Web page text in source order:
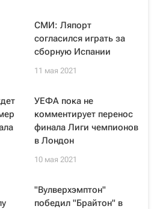
СМИ: Ляпорт
согласился играть за
сборную Испании
11 мая 2021
УЕФА пока не
комментирует перенос
финала Лиги чемпионов
в Лондон
10 мая 2021
"Вулверхэмптон"
победил "Брайтон" в